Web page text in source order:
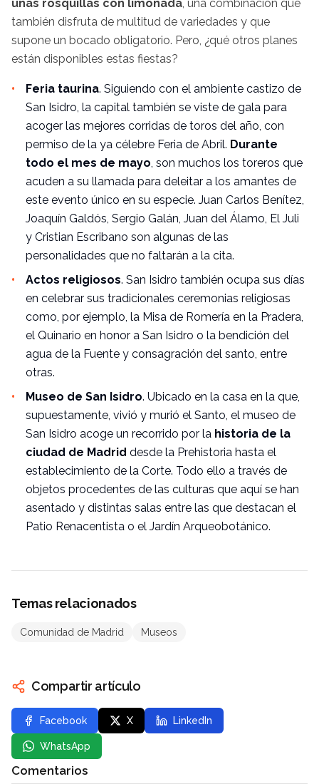
unas rosquillas con limonada , una combinación que
también disfruta de multitud de variedades y que
supone un bocado obligatorio. Pero, ¿qué otros planes
están disponibles estas fiestas?
Feria taurina. Siguiendo con el ambiente castizo de
San Isidro, la capital también se viste de gala para
acoger las mejores corridas de toros del año, con
permiso de la ya célebre Feria de Abril. Durante
todo el mes de mayo , son muchos los toreros que
acuden a su llamada para deleitar a los amantes de
este evento único en su especie. Juan Carlos Benítez,
Joaquín Galdós, Sergio Galán, Juan del Álamo, El Juli
y Cristian Escribano son algunas de las
personalidades que no faltarán a la cita.
Actos religiosos. San Isidro también ocupa sus días
en celebrar sus tradicionales ceremonias religiosas
como, por ejemplo, la Misa de Romería en la Pradera,
el Quinario en honor a San Isidro o la bendición del
agua de la Fuente y consagración del santo, entre
otras.
Museo de San Isidro. Ubicado en la casa en la que,
supuestamente, vivió y murió el Santo, el museo de
San Isidro acoge un recorrido por la historia de la
ciudad de Madrid desde la Prehistoria hasta el
establecimiento de la Corte. Todo ello a través de
objetos procedentes de las culturas que aquí se han
asentado y distintas salas entre las que destacan el
Patio Renacentista o el Jardín Arqueobotánico.
Temas relacionados
Comunidad de Madrid Museos
Compartir artículo
Facebook X LinkedIn
WhatsApp
Comentarios